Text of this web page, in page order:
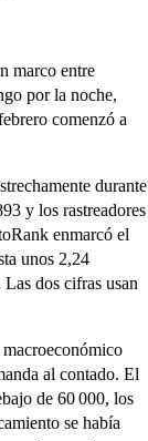
marco entre
por la noche,
comenzó a
durante
y los rastreadores
enmarcó el
unos 2,24
dos cifras usan
al contado. El
de 60 000, los
se había